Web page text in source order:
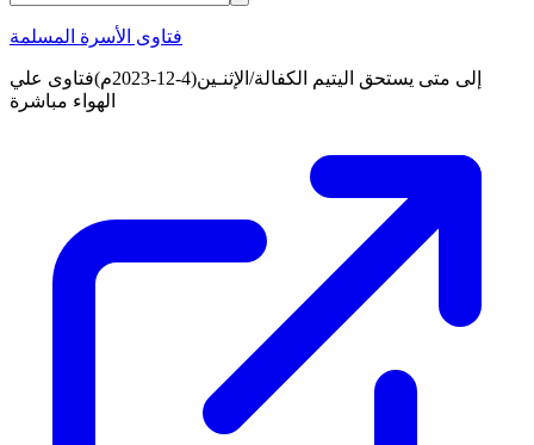
فتاوى الأسرة المسلمة
إلى متى يستحق اليتيم الكفالة/الإثنـين(4-12-2023م)فتاوى علي
الهواء مباشرة